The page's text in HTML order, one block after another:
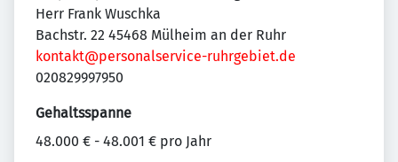
Herr Frank Wuschka
Bachstr. 22 45468 Mülheim an der Ruhr
kontakt@personalservice-ruhrgebiet.de
020829997950
Gehaltsspanne
48.000 € - 48.001 € pro Jahr